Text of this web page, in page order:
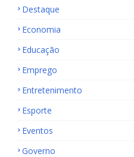
Destaque
Economia
Educação
Emprego
Entretenimento
Esporte
Eventos
Governo